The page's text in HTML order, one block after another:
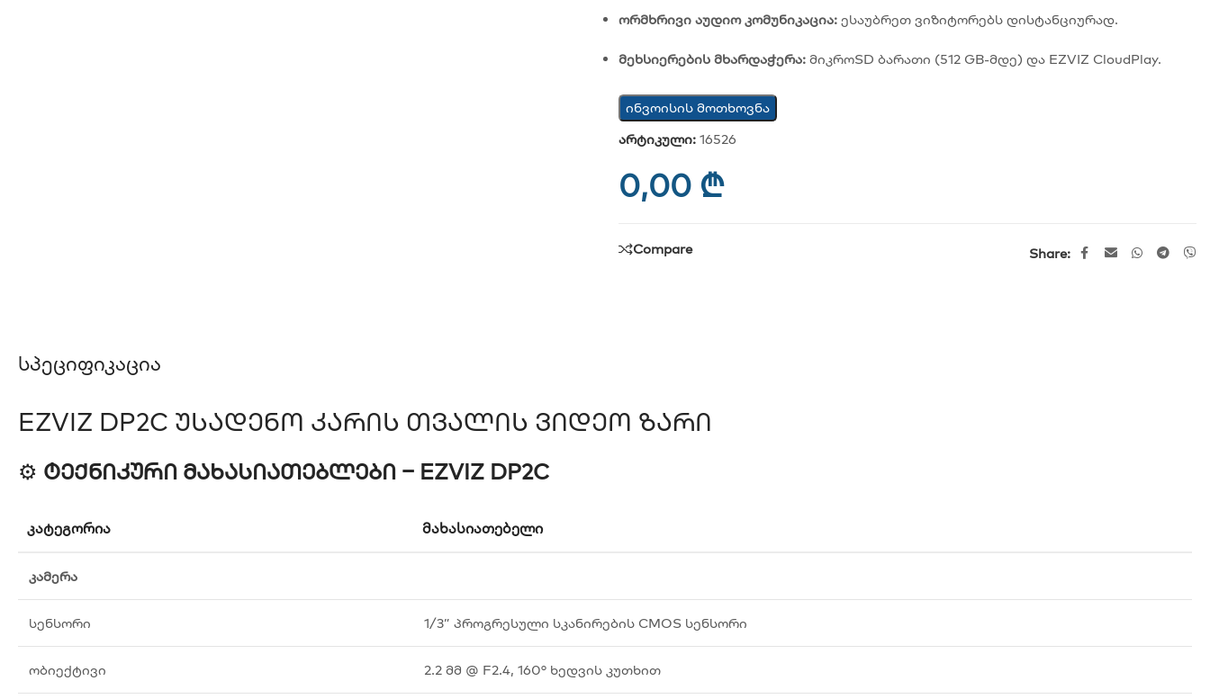
ორმხრივი აუდიო კომუნიკაცია: ესაუბრეთ ვიზიტორებს დისტანციურად.
მეხსიერების მხარდაჭერა: მიკროSD ბარათი (512 GB-მდე) და EZVIZ CloudPlay.
ინვოისის მოთხოვნა
არტიკული: 16526
0,00 ₾
Compare Share:
Სპეციფიკაცია
EZVIZ DP2C Უსადენო Კარის Თვალის Ვიდეო Ზარი
⚙️ Ტექნიკური Მახასიათებლები – EZVIZ DP2C
ᲙᲐᲢᲔᲒᲝᲠᲘᲐ ᲛᲐᲮᲐᲡᲘᲐᲗᲔᲑᲔᲚᲘ
კამერა
სენსორი 1/3” პროგრესული სკანირების CMOS სენსორი
ობიექტივი 2.2 მმ @ F2.4, 160° ხედვის კუთხით